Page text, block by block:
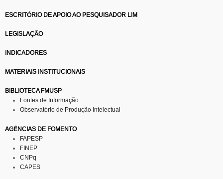
ESCRITÓRIO DE APOIO AO PESQUISADOR LIM
LEGISLAÇÃO
INDICADORES
MATERIAIS INSTITUCIONAIS
BIBLIOTECA FMUSP
Fontes de Informação
Observatório de Produção Intelectual
AGÊNCIAS DE FOMENTO
FAPESP
FINEP
CNPq
CAPES